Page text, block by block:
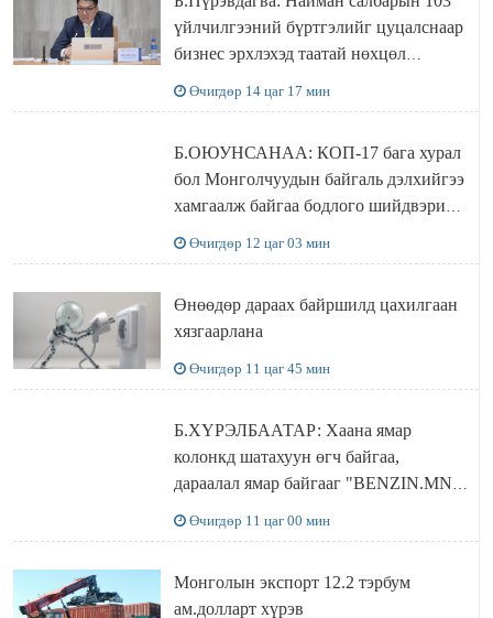
үйлчилгээний бүртгэлийг цуцалснаар
бизнес эрхлэхэд таатай нөхцөл
Өчигдөр 14 цаг 17 мин
Б.ОЮУНСАНАА: КОП-17 бага хурал
бол Монголчуудын байгаль дэлхийгээ
хамгаалж байгаа бодлого шийдвэрийг
Өчигдөр 12 цаг 03 мин
Өнөөдөр дараах байршилд цахилгаан
хязгаарлана
Өчигдөр 11 цаг 45 мин
Б.ХҮРЭЛБААТАР: Хаана ямар
колонкд шатахуун өгч байгаа,
дараалал ямар байгааг "BENZIN.MN”
Өчигдөр 11 цаг 00 мин
Монголын экспорт 12.2 тэрбум
ам.долларт хүрэв